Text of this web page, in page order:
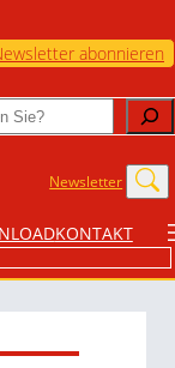
abonnieren
Newsletter
KONTAKT